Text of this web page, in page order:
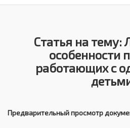
Статья на тему:
особенности
работающих с
Предварительный просмотр